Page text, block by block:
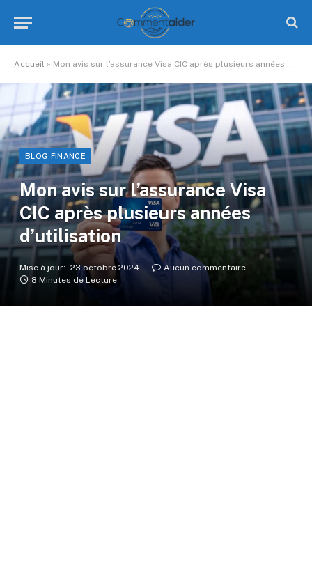
Accueil » Mon avis sur l’assurance Visa CIC après plusieurs années d’utilisation
BLOG FINANCE
Mon avis sur l’assurance Visa
CIC après plusieurs années
d’utilisation
Mise à jour: 23 octobre 2024
Aucun commentaire
8 Minutes de Lecture